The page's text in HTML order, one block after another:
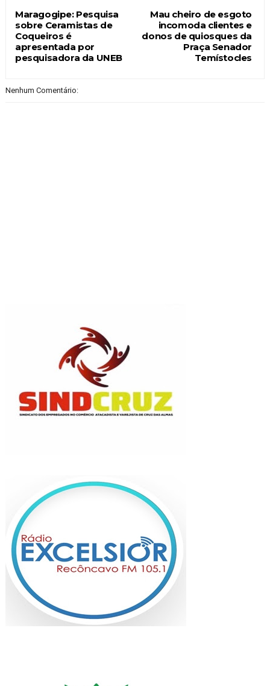
Mau cheiro de esgoto
incomoda clientes e
donos de quiosques da
Praça Senador
Temístocles
Maragogipe: Pesquisa
sobre Ceramistas de
Coqueiros é
apresentada por
pesquisadora da UNEB
Nenhum Comentário: